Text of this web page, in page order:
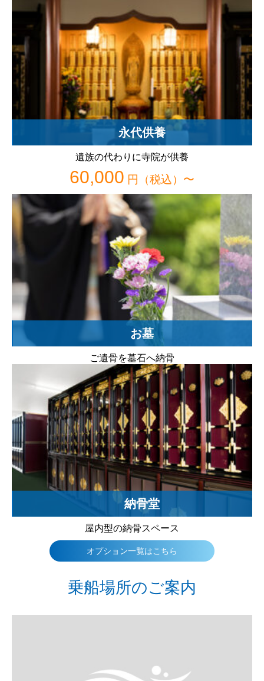
永代供養
遺族の代わりに寺院が供養
60,000 円（税込）〜
お墓
ご遺骨を墓石へ納骨
納骨堂
屋内型の納骨スペース
オプション一覧はこちら
乗船場所のご案内